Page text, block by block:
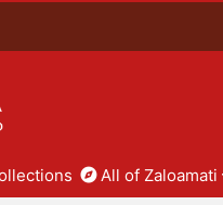
All of Zaloamati